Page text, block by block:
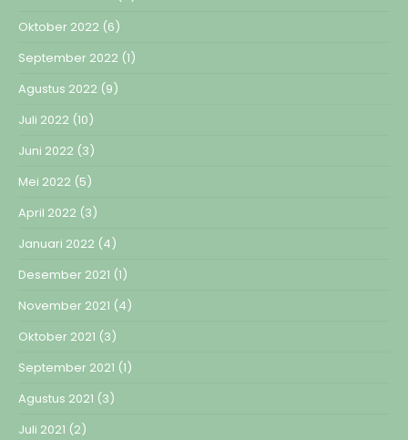
Oktober 2022 (6)
September 2022 (1)
Agustus 2022 (9)
Juli 2022 (10)
Juni 2022 (3)
Mei 2022 (5)
April 2022 (3)
Januari 2022 (4)
Desember 2021 (1)
November 2021 (4)
Oktober 2021 (3)
September 2021 (1)
Agustus 2021 (3)
Juli 2021 (2)